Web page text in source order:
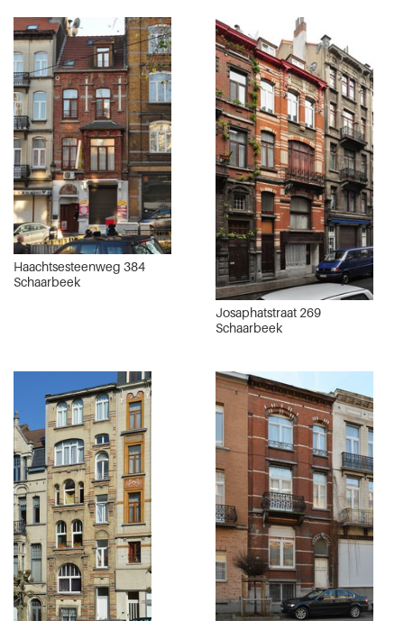
Haachtsesteenweg 384
Schaarbeek
Josaphatstraat 269
Schaarbeek